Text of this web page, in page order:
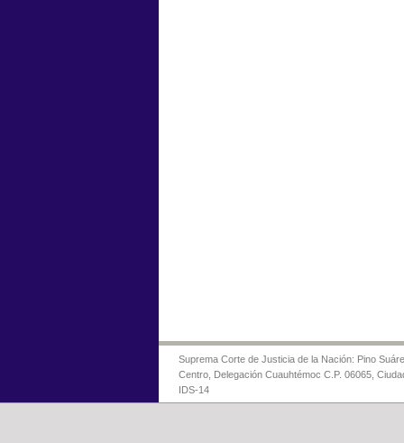
Suprema Corte de Justicia de la Nación: Pino
Centro, Delegación Cuauhtémoc C.P. 06065,
IDS-14